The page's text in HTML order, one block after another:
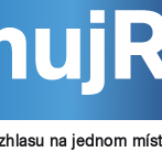
na jednom